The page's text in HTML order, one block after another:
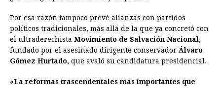
Por esa razón tampoco prevé alianzas con partidos
políticos tradicionales, más allá de la que ya concretó con
el ultraderechista Movimiento de Salvación Nacional,
fundado por el asesinado dirigente conservador Álvaro
Gómez Hurtado, que avaló su candidatura presidencial.
«La reformas trascendentales más importantes que